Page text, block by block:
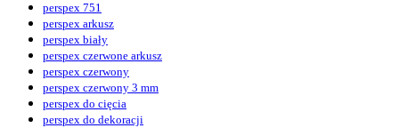
perspex 751
perspex arkusz
perspex biały
perspex czerwone arkusz
perspex czerwony
perspex czerwony 3 mm
perspex do cięcia
perspex do dekoracji